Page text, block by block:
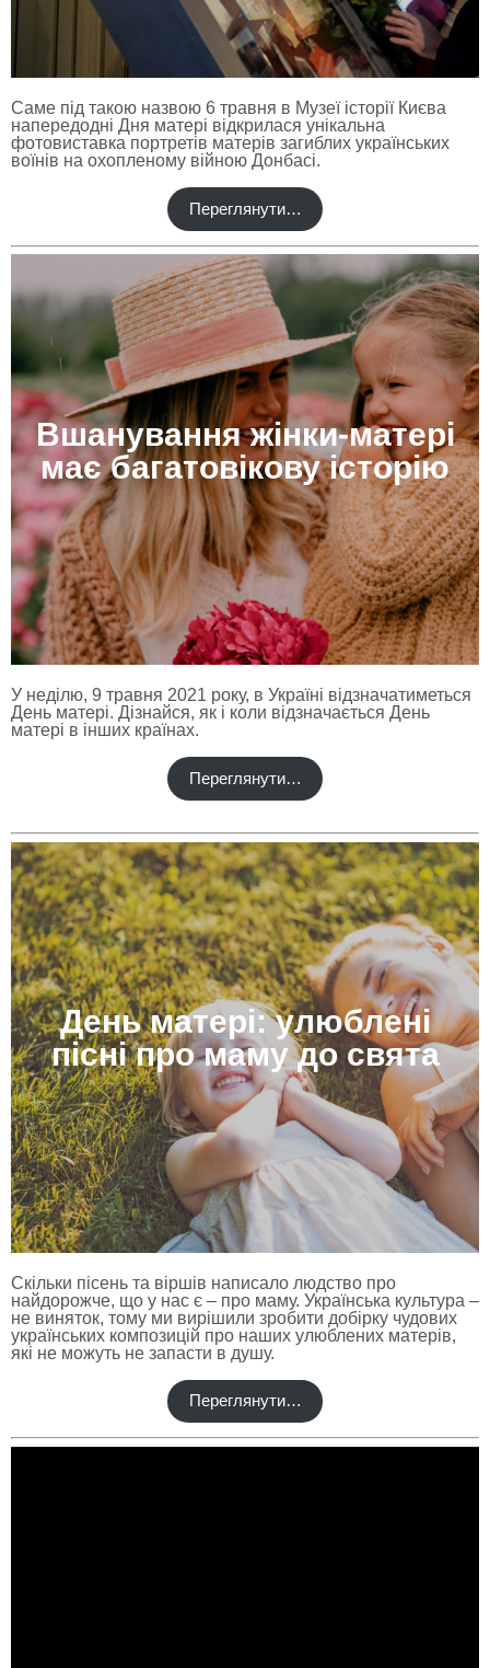
Саме під такою назвою 6 травня в Музеї історії Києва
напередодні Дня матері відкрилася унікальна
фотовиставка портретів матерів загиблих українських
воїнів на охопленому війною Донбасі.
Переглянути…
Вшанування жінки-матері
має багатовікову історію
У неділю, 9 травня 2021 року, в Україні відзначатиметься
День матері. Дізнайся, як і коли відзначається День
матері в інших країнах.
Переглянути…
День матері: улюблені
пісні про маму до свята
Скільки пісень та віршів написало людство про
найдорожче, що у нас є – про маму. Українська культура –
не виняток, тому ми вирішили зробити добірку чудових
українських композицій про наших улюблених матерів,
які не можуть не запасти в душу.
Переглянути…